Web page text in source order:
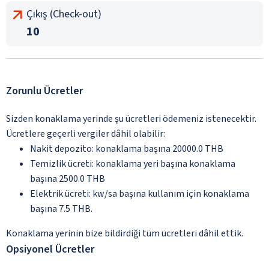
Çıkış (Check-out)
10
Zorunlu Ücretler
Sizden konaklama yerinde şu ücretleri ödemeniz istenecektir.
Ücretlere geçerli vergiler dâhil olabilir:
Nakit depozito: konaklama başına 20000.0 THB
Temizlik ücreti: konaklama yeri başına konaklama
başına 2500.0 THB
Elektrik ücreti: kw/sa başına kullanım için konaklama
başına 7.5 THB.
Konaklama yerinin bize bildirdiği tüm ücretleri dâhil ettik.
Opsiyonel Ücretler